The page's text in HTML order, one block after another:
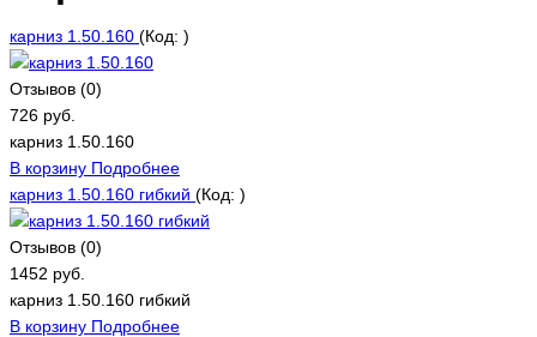
карниз 1.50.160 (Код: )
Отзывов (0)
726 руб.
карниз 1.50.160
В корзину Подробнее
карниз 1.50.160 гибкий (Код: )
Отзывов (0)
1452 руб.
карниз 1.50.160 гибкий
В корзину Подробнее